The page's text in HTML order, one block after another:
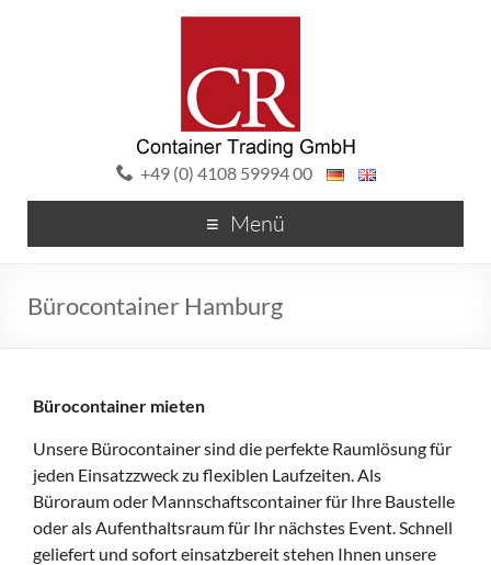
+49 (0) 4108 59994 00
Menü
Bürocontainer Hamburg
Bürocontainer mieten
Unsere Bürocontainer sind die perfekte Raumlösung für
jeden Einsatzzweck zu flexiblen Laufzeiten. Als
Büroraum oder Mannschaftscontainer für Ihre Baustelle
oder als Aufenthaltsraum für Ihr nächstes Event. Schnell
geliefert und sofort einsatzbereit stehen Ihnen unsere